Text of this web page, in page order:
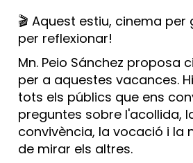
🎬 Aquest estiu, cinema
per reflexionar!
Mn. Peio Sánchez proposa
per a aquestes vacances.
tots els públics que ens
preguntes sobre l'acollida,
convivència, la vocació i la
de mirar els altres.